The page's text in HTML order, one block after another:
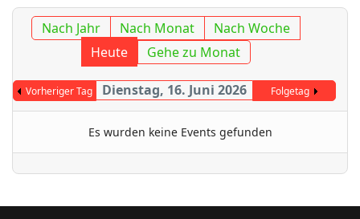
Nach Jahr Nach Monat
Nach Woche
Heute
Gehe zu Monat
Vorheriger Tag Dienstag, 16. Juni 2026 Folgetag
Es wurden keine Events gefunden
anzeigen